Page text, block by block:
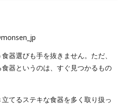
器選びも手を抜きません。ただ、
器というのは、すぐ見つかるもの
てるステキな食器を多く取り扱っ